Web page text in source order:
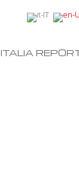
ITALIA